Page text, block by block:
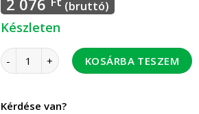
2 076 (bruttó)
Készleten
Kan-Therm PP KM könyök 25*3/4" 30 db/
KOSÁRBA TESZEM
Kérdése van?